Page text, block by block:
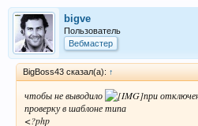
bigve
Пользователь
Вебмастер
BigBoss43 сказал(а): ↑
чтобы не выводило
при
проверку в шаблоне типа
<?php